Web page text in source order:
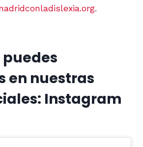
.
en nuestras
Instagram